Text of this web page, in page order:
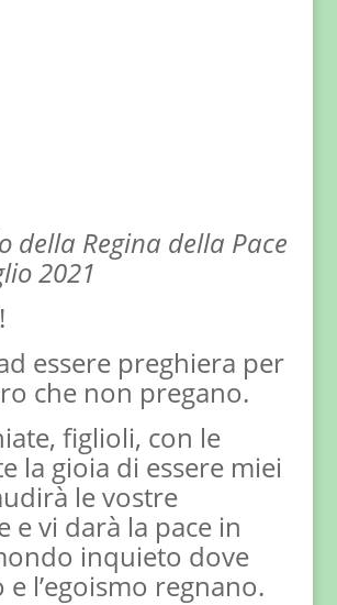
della Regina della Pace
2021
essere preghiera per
che non pregano.
figlioli, con le
la gioia di essere miei
le vostre
e vi darà la pace in
inquieto dove
e l’egoismo regnano.